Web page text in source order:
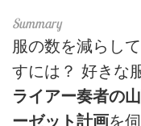
服の数を減らし
すには？ 好きな
ライアー奏者の
ーゼット計画を